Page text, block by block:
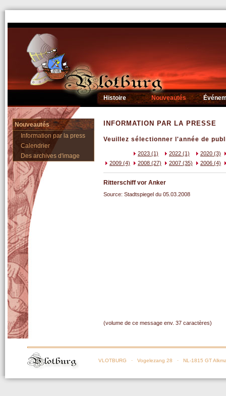
Histoire Nouveautés
Nouveautés
Information par la press
Calendrier
Des archives d'image
INFORMATION PAR LA PRESSE
Veuillez sélectionner l'année de
2023 (1) 2022 (1)
2020 (3)
2009 (4)
2008 (27) 2007 (35) 2006 (4)
Ritterschiff vor Anker
Source: Stadtspiegel du 05.03.2008
(volume de ce message env. 37 caractères)
VLOTBURG · Vogelezang 28 · NL-1815 GT